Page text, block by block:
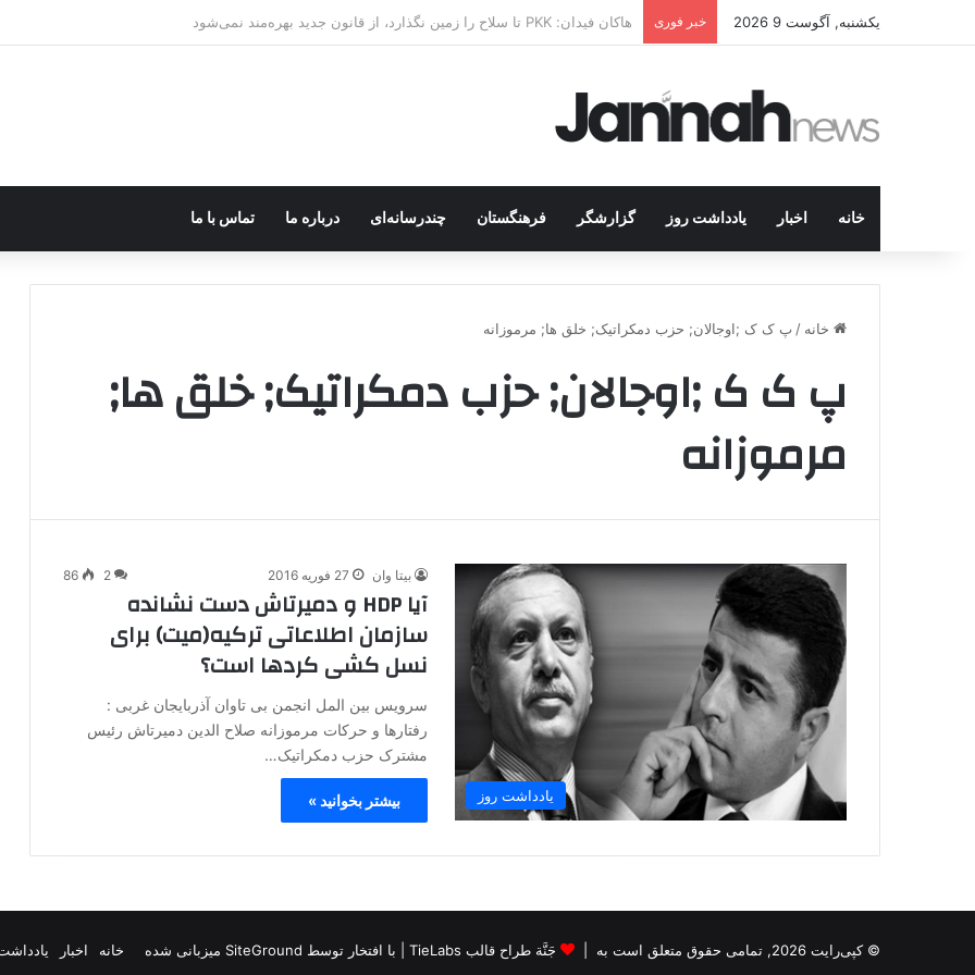
یکشنبه, آگوست 9 2026 خبر فوری از کوهستان تا میز مذاکره؛ پژاک یک‌شبه «دموکرات» شد!
خانه اخبار یادداشت روز گزارشگر فرهنگستان چندرسانه‌ای درباره ما تماس با ما
خانه / پ ک ک ;اوجالان; حزب دمکراتیک; خلق ها; مرموزانه
پ ک ک ;اوجالان; حزب دمکراتیک; خلق ها;
مرموزانه
یادداشت روز
بیتا وان 27 فوریه 2016 2
86
آیا HDP و دمیرتاش دست نشانده
سازمان اطلاعاتی ترکیه(میت) برای
نسل کشی کردها است؟
سرویس بین المل انجمن بی تاوان آذربایجان غربی :
رفتارها و حرکات مرموزانه صلاح الدین دمیرتاش رئیس
مشترک حزب دمکراتیک…
بیشتر بخوانید »
© کپی‌رایت 2026, تمامی حقوق متعلق است به | جَنَّة طراح قالب TieLabs | با افتخار توسط SiteGround میزبانی شده خانه اخبار